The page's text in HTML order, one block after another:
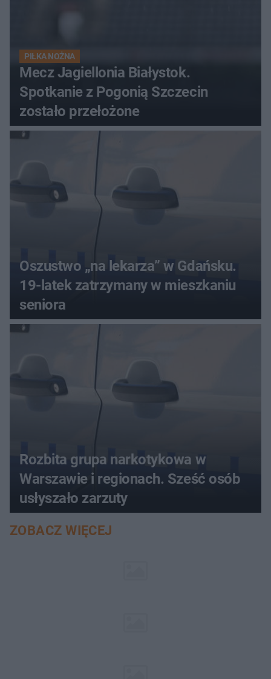
PIŁKA NOŻNA
Mecz Jagiellonia Białystok.
Spotkanie z Pogonią Szczecin
zostało przełożone
Oszustwo „na lekarza” w Gdańsku.
19-latek zatrzymany w mieszkaniu
seniora
Rozbita grupa narkotykowa w
Warszawie i regionach. Sześć osób
usłyszało zarzuty
ZOBACZ WIĘCEJ